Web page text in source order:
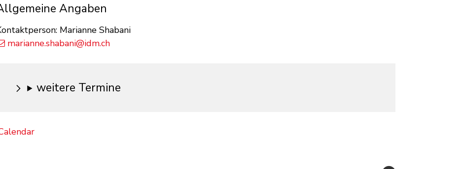
Angaben
Marianne Shabani
marianne.shabani@idm.ch
weitere Termine